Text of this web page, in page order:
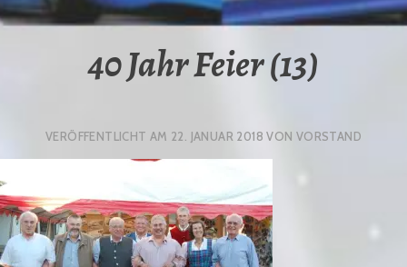
40 Jahr Feier (13)
VERÖFFENTLICHT AM 22. JANUAR 2018 VON VORSTAND